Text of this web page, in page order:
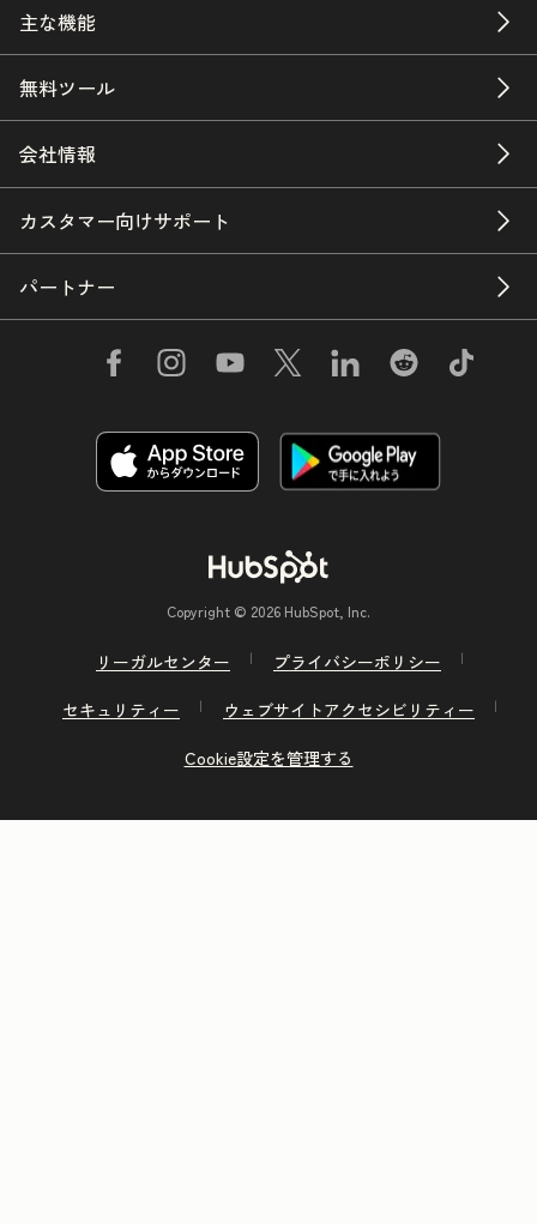
主な機能
無料ツール
会社情報
カスタマー向けサポート
パートナー
Copyright © 2026 HubSpot, Inc.
リーガルセンター
プライバシーポリシー
セキュリティー
ウェブサイトアクセシビリティー
Cookie設定を管理する